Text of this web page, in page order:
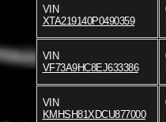
VIN
XTA219140P0490359
VIN
VF73A9HC8EJ633386
VIN
KMHSH81XDCU877000